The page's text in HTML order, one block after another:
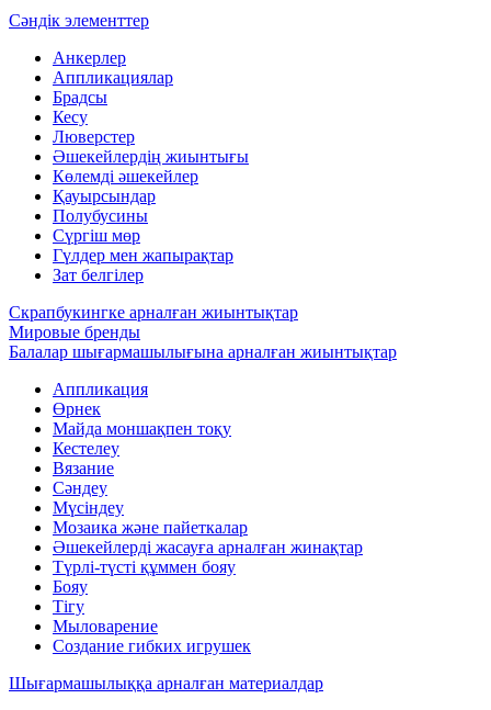
Сәндік элементтер
Анкерлер
Аппликациялар
Брадсы
Кесу
Люверстер
Әшекейлердің жиынтығы
Көлемді әшекейлер
Қауырсындар
Полубусины
Сүргіш мөр
Гүлдер мен жапырақтар
Зат белгілер
Скрапбукингке арналған жиынтықтар
Мировые бренды
Балалар шығармашылығына арналған жиынтықтар
Аппликация
Өрнек
Майда моншақпен тоқу
Кестелеу
Вязание
Сәндеу
Мүсіндеу
Мозаика және пайеткалар
Әшекейлерді жасауға арналған жинақтар
Түрлі-түсті құммен бояу
Бояу
Тігу
Мыловарение
Создание гибких игрушек
Шығармашылыққа арналған материалдар